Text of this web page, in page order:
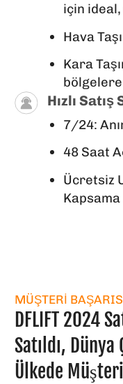
için
Hava
Kara
Hızlı
7/24:
48 Saat
Ücretsiz
Kapsama
MÜŞTERI
DFLIFT 2024
Satıldı, Dünya
Ülkede